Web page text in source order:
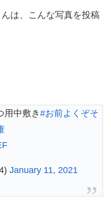
は、こんな写真を投稿
用中敷き #お前よくぞそ
January 11, 2021